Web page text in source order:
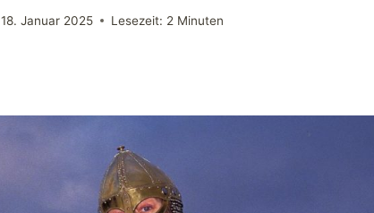
18. Januar 2025 Lesezeit: 2 Minuten